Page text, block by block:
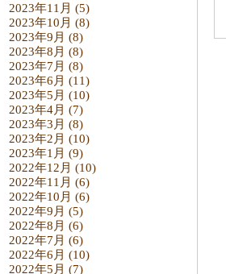
2023年11月 (5)
2023年10月 (8)
2023年9月 (8)
2023年8月 (8)
2023年7月 (8)
2023年6月 (11)
2023年5月 (10)
2023年4月 (7)
2023年3月 (8)
2023年2月 (10)
2023年1月 (9)
2022年12月 (10)
2022年11月 (6)
2022年10月 (6)
2022年9月 (5)
2022年8月 (6)
2022年7月 (6)
2022年6月 (10)
2022年5月 (7)